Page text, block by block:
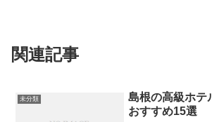
関連記事
未分類
島根の高級ホテ
おすすめ15選